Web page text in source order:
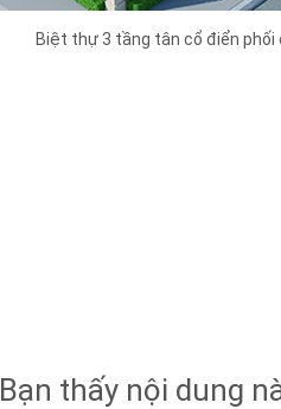
Biệt thự 3 tầng tân cổ điển phối
Bạn thấy nội dung